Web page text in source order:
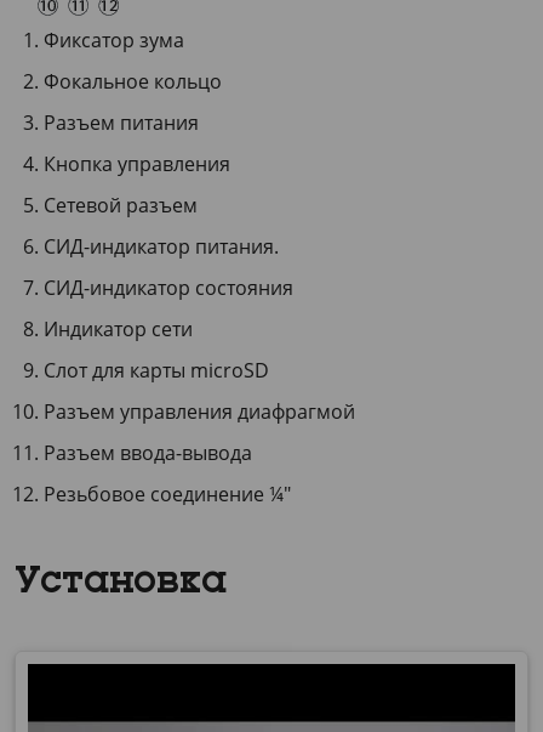
Фиксатор зума
Фокальное кольцо
Разъем питания
Кнопка управления
Сетевой разъем
СИД-индикатор питания.
СИД-индикатор состояния
Индикатор сети
Слот для карты microSD
Разъем управления диафрагмой
Разъем ввода-вывода
Резьбовое соединение ¼″
Установка